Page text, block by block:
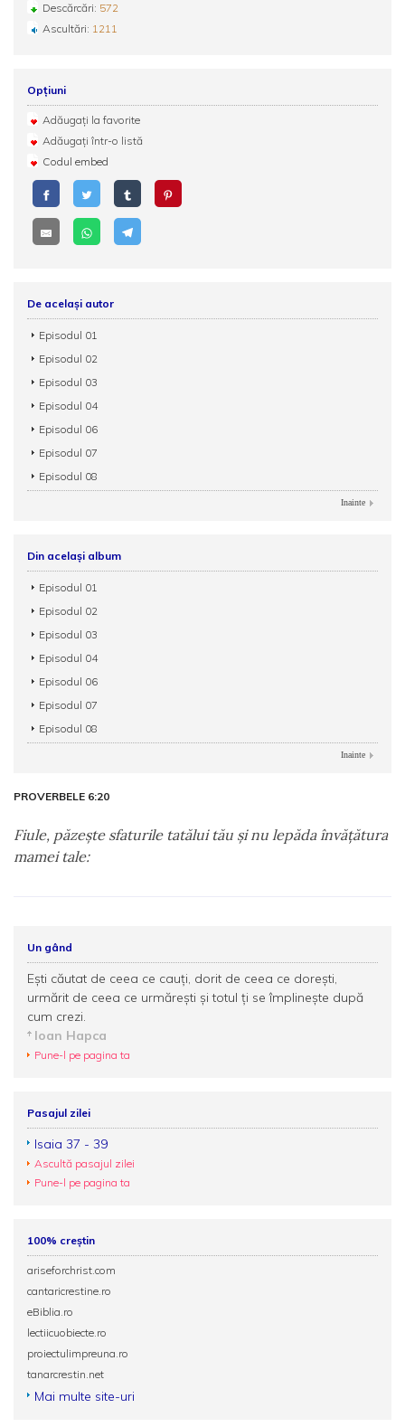
Descărcări: 572
Ascultări: 1211
Opțiuni
Adăugați la favorite
Adăugați într-o listă
Codul embed
De același autor
Episodul 01
Episodul 02
Episodul 03
Episodul 04
Episodul 06
Episodul 07
Episodul 08
Inainte
Din același album
Episodul 01
Episodul 02
Episodul 03
Episodul 04
Episodul 06
Episodul 07
Episodul 08
Inainte
PROVERBELE 6:20
Fiule, păzeşte sfaturile tatălui tău şi nu lepăda învăţătura
mamei tale:
Un gând
Ești căutat de ceea ce cauți, dorit de ceea ce dorești,
urmărit de ceea ce urmărești și totul ți se împlinește după
cum crezi.
Ioan Hapca
Pune-l pe pagina ta
Pasajul zilei
Isaia 37 - 39
Ascultă pasajul zilei
Pune-l pe pagina ta
100% creștin
ariseforchrist.com
cantaricrestine.ro
eBiblia.ro
lectiicuobiecte.ro
proiectulimpreuna.ro
tanarcrestin.net
Mai multe site-uri